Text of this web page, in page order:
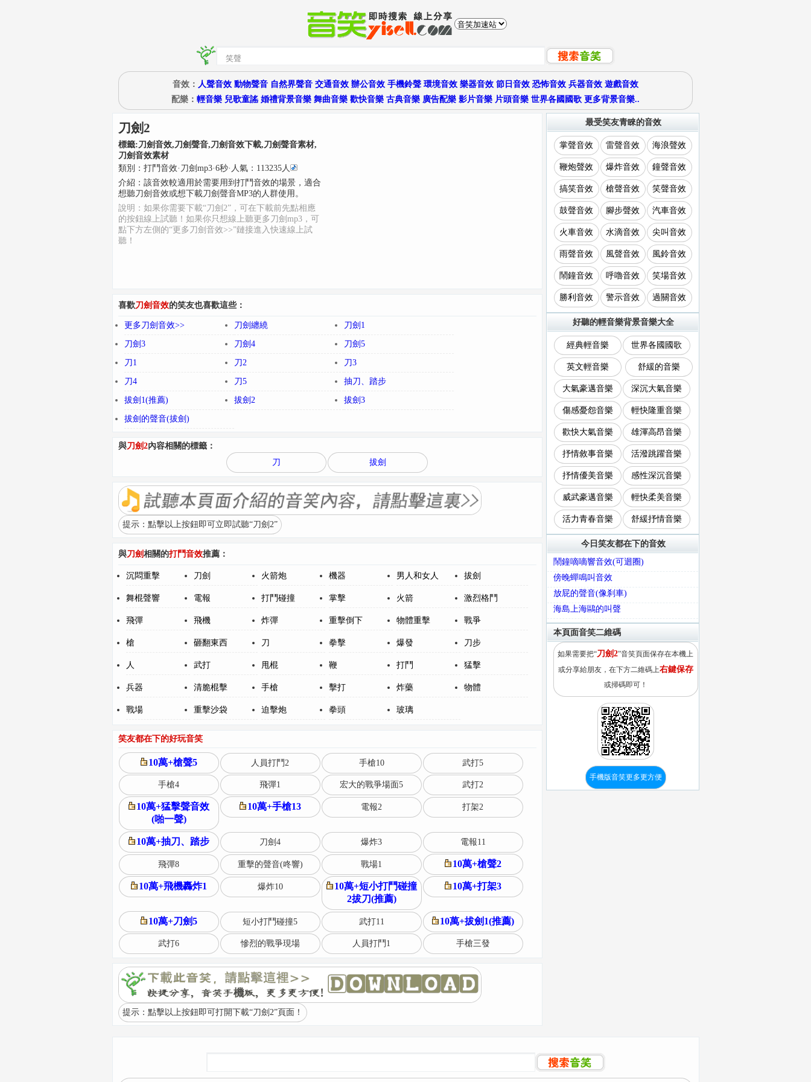
音效： 人聲音效 動物聲音 自然界聲音 交通音效 辦公音效 手機鈴聲 環境音效 樂器音效 節日音效 恐怖音效 兵器音效 遊戲音效
配樂： 輕音樂 兒歌童謠 婚禮背景音樂 舞曲音樂 歡快音樂 古典音樂 廣告配樂 影片音樂 片頭音樂 世界各國國歌 更多背景音樂..
刀劍2
標籤:刀劍音效,刀劍聲音,刀劍音效下載,刀劍聲音素材,
刀劍音效素材
類別： 打鬥音效· 刀劍mp3·6秒·人氣：113235人
介紹： 該音效較適用於需要用到打鬥音效的場景，適合
想聽刀劍音效或想下載刀劍聲音MP3的人群使用。
說明：如果你需要下載“刀劍2”，可在下載前先點相應
的按鈕線上試聽！如果你只想線上聽更多刀劍mp3，可
點下方左側的“更多刀劍音效>>”鏈接進入快速線上試
聽！
喜歡刀劍音效的笑友也喜歡這些：
更多刀劍音效>> 刀劍纏繞 刀劍1
刀劍3 刀劍4 刀劍5
刀1 刀2 刀3
刀4 刀5 抽刀、踏步
拔劍1(推薦) 拔劍2 拔劍3
拔劍的聲音(拔劍)
與刀劍2內容相關的標籤：
刀
拔劍
提示：點擊以上按鈕即可立即試聽“刀劍2”
與刀劍相關的打鬥音效推薦：
沉悶重擊 刀劍 火箭炮 機器 男人和女人 拔劍
舞棍聲響 電報 打鬥碰撞 掌擊 火箭 激烈格鬥
飛彈 飛機 炸彈 重擊倒下 物體重擊 戰爭
槍 砸翻東西 刀 拳擊 爆發 刀步
人 武打 甩棍 鞭 打鬥 猛擊
兵器 清脆棍擊 手槍 擊打 炸藥 物體
戰場 重擊沙袋 迫擊炮 拳頭 玻璃
笑友都在下的好玩音笑
10萬+槍聲5 人員打鬥2 手槍10 武打5
手槍4 飛彈1 宏大的戰爭場面5 武打2
10萬+猛擊聲音效
(啪一聲)
10萬+手槍13 電報2 打架2
10萬+抽刀、踏步 刀劍4 爆炸3 電報11
飛彈8 重擊的聲音(咚響) 戰場1 10萬+槍聲2
10萬+飛機轟炸1 爆炸10
10萬+短小打鬥碰撞
2拔刀(推薦)
10萬+打架3
10萬+刀劍5 短小打鬥碰撞5 武打11 10萬+拔劍1(推薦)
武打6 慘烈的戰爭現場 人員打鬥1 手槍三發
提示：點擊以上按鈕即可打開下載“刀劍2”頁面！
最受笑友青睞的音效
掌聲音效 雷聲音效 海浪聲效
鞭炮聲效 爆炸音效 鐘聲音效
搞笑音效 槍聲音效 笑聲音效
鼓聲音效 腳步聲效 汽車音效
火車音效 水滴音效 尖叫音效
雨聲音效 風聲音效 風鈴音效
鬧鐘音效 呼嚕音效 笑場音效
勝利音效 警示音效 過關音效
好聽的輕音樂背景音樂大全
經典輕音樂 世界各國國歌
英文輕音樂 舒緩的音樂
大氣豪邁音樂 深沉大氣音樂
傷感憂怨音樂 輕快隆重音樂
歡快大氣音樂 雄渾高昂音樂
抒情敘事音樂 活潑跳躍音樂
抒情優美音樂 感性深沉音樂
威武豪邁音樂 輕快柔美音樂
活力青春音樂 舒緩抒情音樂
今日笑友都在下的音效
鬧鐘嘀嘀響音效(可迴圈)
傍晚蟬鳴叫音效
放屁的聲音(像刹車)
海島上海鷗的叫聲
本頁面音笑二維碼
如果需要把“刀劍2”音笑頁面保存在本機上
或分享給朋友，在下方二維碼上右鍵保存
或掃碼即可！
手機版音笑更多更方便